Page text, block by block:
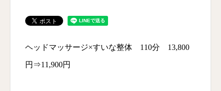
ヘッドマッサージ×すいな整体 110分 13,800
円⇒11,900円